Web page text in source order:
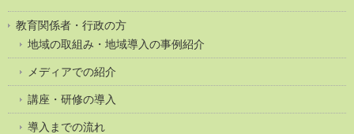
教育関係者・行政の方
地域の取組み・地域導入の事例紹介
メディアでの紹介
講座・研修の導入
導入までの流れ